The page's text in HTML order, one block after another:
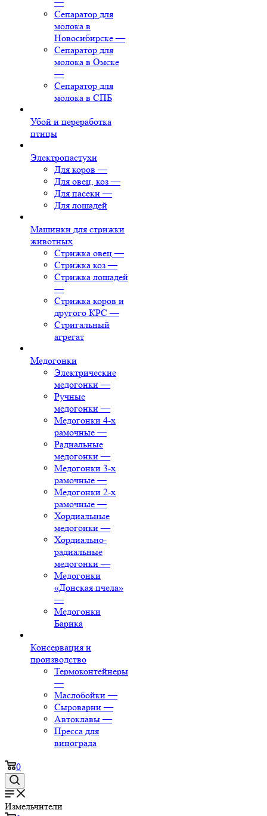
Сепаратор для
молока в
Новосибирске —
Сепаратор для
молока в Омске
—
Сепаратор для
молока в СПБ
Убой и переработка
птицы
Электропастухи
Для коров —
Для овец, коз —
Для пасеки —
Для лошадей
Машинки для стрижки
животных
Стрижка овец —
Стрижка коз —
Стрижка лошадей
—
Стрижка коров и
другого КРС —
Стригальный
агрегат
Медогонки
Электрические
медогонки —
Ручные
медогонки —
Медогонки 4-х
рамочные —
Радиальные
медогонки —
Медогонки 3-х
рамочные —
Медогонки 2-х
рамочные —
Хордиальные
медогонки —
Хордиально-
радиальные
медогонки —
Медогонки
«Донская пчела»
—
Медогонки
Барика
Консервация и
производство
Термоконтейнеры
—
Маслобойки —
Сыроварни —
Автоклавы —
Пресса для
винограда
0
Измельчители